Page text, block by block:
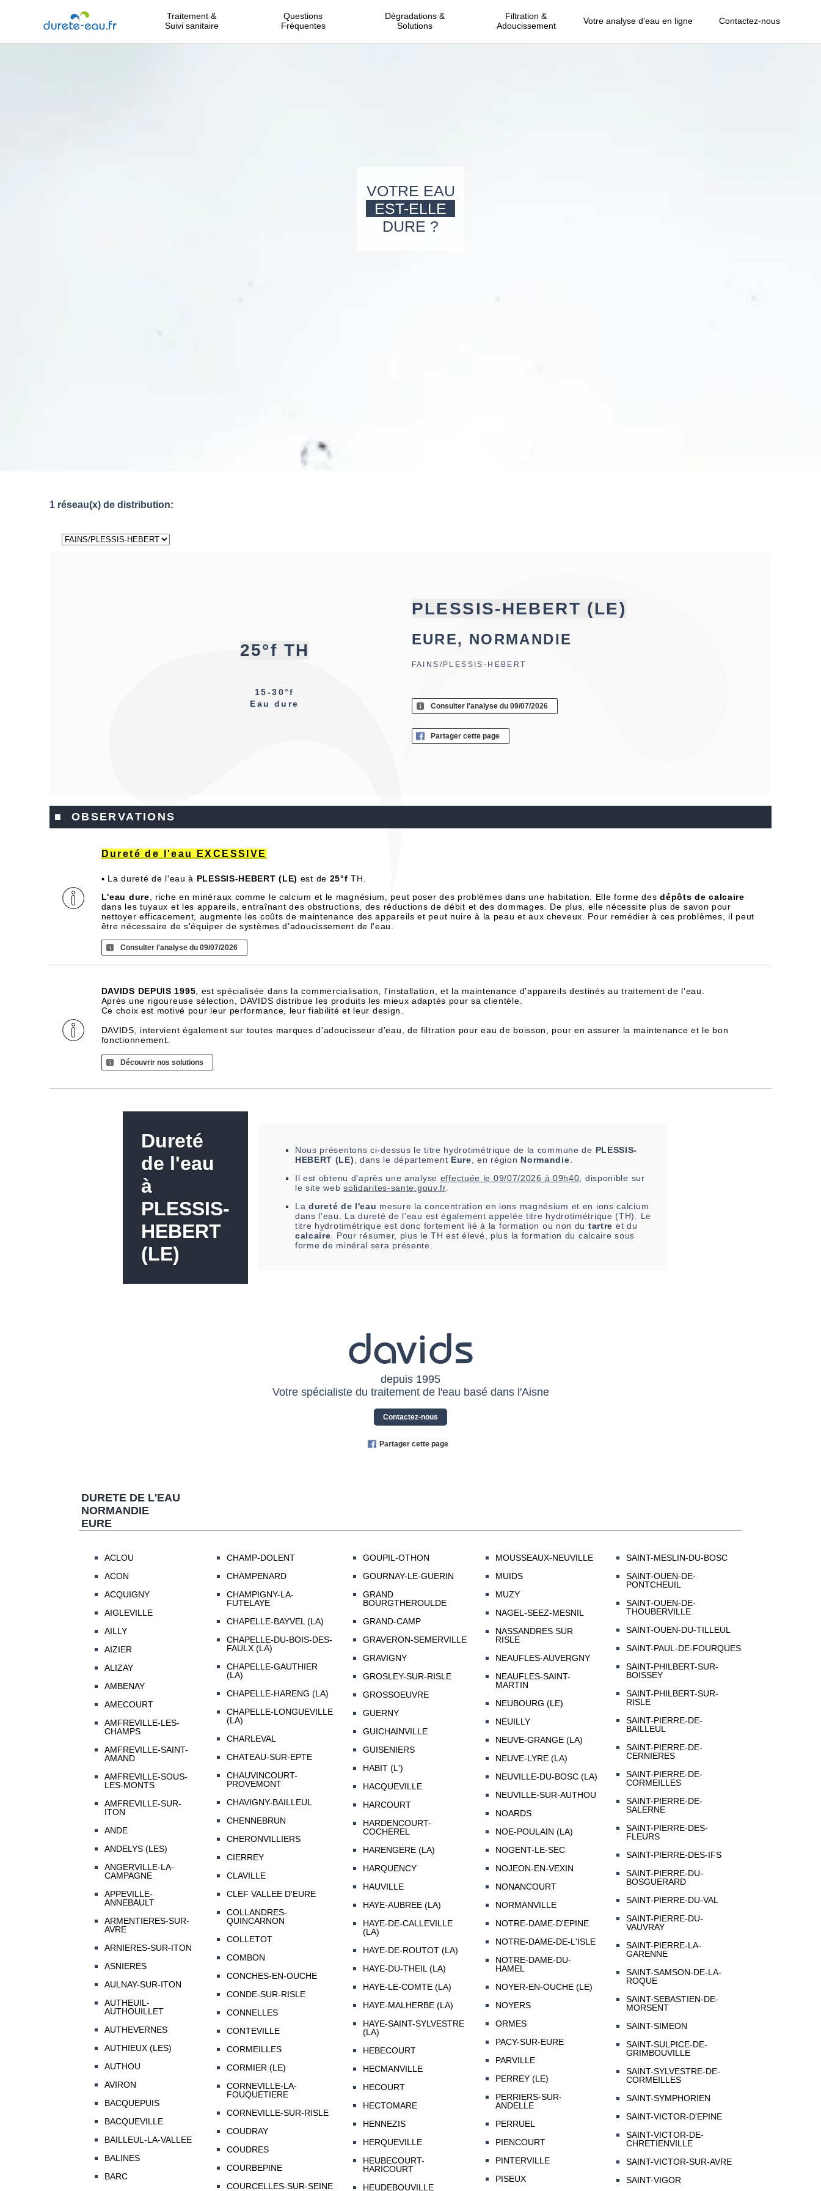
Traitement &
Suivi sanitaire
Questions
Fréquentes
Dégradations &
Solutions
Filtration &
Adoucissement
Votre analyse d'eau en ligne Contactez-nous
VOTRE EAU
EST-ELLE
DURE ?
1 réseau(x) de distribution:
25°f TH
15-30°f
Eau dure
PLESSIS-HEBERT (LE)
EURE, NORMANDIE
FAINS/PLESSIS-HEBERT
Consulter l'analyse du 09/07/2026
Partager cette page
■ OBSERVATIONS
Dureté de l'eau EXCESSIVE
▪ La dureté de l'eau à PLESSIS-HEBERT (LE) est de 25°f TH.
L'eau dure , riche en minéraux comme le calcium et le magnésium, peut poser des problèmes dans une habitation. Elle forme desdépôts de calcaire
dans les tuyaux et les appareils, entraînant des obstructions, des réductions de débit et des dommages. De plus, elle nécessite plus de savon pour
nettoyer efficacement, augmente les coûts de maintenance des appareils et peut nuire à la peau et aux cheveux. Pour remédier à ces problèmes, il peut
être nécessaire de s'équiper de systèmes d'adoucissement de l'eau.
Consulter l'analyse du 09/07/2026
DAVIDS DEPUIS 1995 , est spécialisée dans la commercialisation, l'installation, et la maintenance d'appareils destinés au traitement de l'eau.
Après une rigoureuse sélection, DAVIDS distribue les produits les mieux adaptés pour sa clientèle.
Ce choix est motivé pour leur performance, leur fiabilité et leur design.
DAVIDS, intervient également sur toutes marques d'adoucisseur d'eau, de filtration pour eau de boisson, pour en assurer la maintenance et le bon
fonctionnement.
Découvrir nos solutions
Dureté
de l'eau
à
PLESSIS-
HEBERT
(LE)
Nous présentons ci-dessus le titre hydrotimétrique de la commune de PLESSIS-
HEBERT (LE), dans le département Eure, en région Normandie.
Il est obtenu d'après une analyse effectuée le 09/07/2026 à 09h40, disponible sur
le site websolidarites-sante.gouv.fr.
La dureté de l'eau mesure la concentration en ions magnésium et en ions calcium
dans l'eau. La dureté de l'eau est également appelée titre hydrotimétrique (TH). Le
titre hydrotimétrique est donc fortement lié à la formation ou non du tartre et du
calcaire. Pour résumer, plus le TH est élevé, plus la formation du calcaire sous
forme de minéral sera présente.
davids
depuis 1995
Votre spécialiste du traitement de l'eau basé dans l'Aisne
Contactez-nous
Partager cette page
DURETE DE L'EAU
NORMANDIE
EURE
ACLOU
ACON
ACQUIGNY
AIGLEVILLE
AILLY
AIZIER
ALIZAY
AMBENAY
AMECOURT
AMFREVILLE-LES-
CHAMPS
AMFREVILLE-SAINT-
AMAND
AMFREVILLE-SOUS-
LES-MONTS
AMFREVILLE-SUR-
ITON
ANDE
ANDELYS (LES)
ANGERVILLE-LA-
CAMPAGNE
APPEVILLE-
ANNEBAULT
ARMENTIERES-SUR-
AVRE
ARNIERES-SUR-ITON
ASNIERES
AULNAY-SUR-ITON
AUTHEUIL-
AUTHOUILLET
AUTHEVERNES
AUTHIEUX (LES)
AUTHOU
AVIRON
BACQUEPUIS
BACQUEVILLE
BAILLEUL-LA-VALLEE
BALINES
BARC
CHAMP-DOLENT
CHAMPENARD
CHAMPIGNY-LA-
FUTELAYE
CHAPELLE-BAYVEL (LA)
CHAPELLE-DU-BOIS-DES-
FAULX (LA)
CHAPELLE-GAUTHIER
(LA)
CHAPELLE-HARENG (LA)
CHAPELLE-LONGUEVILLE
(LA)
CHARLEVAL
CHATEAU-SUR-EPTE
CHAUVINCOURT-
PROVEMONT
CHAVIGNY-BAILLEUL
CHENNEBRUN
CHERONVILLIERS
CIERREY
CLAVILLE
CLEF VALLEE D'EURE
COLLANDRES-
QUINCARNON
COLLETOT
COMBON
CONCHES-EN-OUCHE
CONDE-SUR-RISLE
CONNELLES
CONTEVILLE
CORMEILLES
CORMIER (LE)
CORNEVILLE-LA-
FOUQUETIERE
CORNEVILLE-SUR-RISLE
COUDRAY
COUDRES
COURBEPINE
COURCELLES-SUR-SEINE
GOUPIL-OTHON
GOURNAY-LE-GUERIN
GRAND
BOURGTHEROULDE
GRAND-CAMP
GRAVERON-SEMERVILLE
GRAVIGNY
GROSLEY-SUR-RISLE
GROSSOEUVRE
GUERNY
GUICHAINVILLE
GUISENIERS
HABIT (L')
HACQUEVILLE
HARCOURT
HARDENCOURT-
COCHEREL
HARENGERE (LA)
HARQUENCY
HAUVILLE
HAYE-AUBREE (LA)
HAYE-DE-CALLEVILLE
(LA)
HAYE-DE-ROUTOT (LA)
HAYE-DU-THEIL (LA)
HAYE-LE-COMTE (LA)
HAYE-MALHERBE (LA)
HAYE-SAINT-SYLVESTRE
(LA)
HEBECOURT
HECMANVILLE
HECOURT
HECTOMARE
HENNEZIS
HERQUEVILLE
HEUBECOURT-
HARICOURT
HEUDEBOUVILLE
MOUSSEAUX-NEUVILLE
MUIDS
MUZY
NAGEL-SEEZ-MESNIL
NASSANDRES SUR
RISLE
NEAUFLES-AUVERGNY
NEAUFLES-SAINT-
MARTIN
NEUBOURG (LE)
NEUILLY
NEUVE-GRANGE (LA)
NEUVE-LYRE (LA)
NEUVILLE-DU-BOSC (LA)
NEUVILLE-SUR-AUTHOU
NOARDS
NOE-POULAIN (LA)
NOGENT-LE-SEC
NOJEON-EN-VEXIN
NONANCOURT
NORMANVILLE
NOTRE-DAME-D'EPINE
NOTRE-DAME-DE-L'ISLE
NOTRE-DAME-DU-
HAMEL
NOYER-EN-OUCHE (LE)
NOYERS
ORMES
PACY-SUR-EURE
PARVILLE
PERREY (LE)
PERRIERS-SUR-
ANDELLE
PERRUEL
PIENCOURT
PINTERVILLE
PISEUX
SAINT-MESLIN-DU-BOSC
SAINT-OUEN-DE-
PONTCHEUIL
SAINT-OUEN-DE-
THOUBERVILLE
SAINT-OUEN-DU-TILLEUL
SAINT-PAUL-DE-FOURQUES
SAINT-PHILBERT-SUR-
BOISSEY
SAINT-PHILBERT-SUR-
RISLE
SAINT-PIERRE-DE-
BAILLEUL
SAINT-PIERRE-DE-
CERNIERES
SAINT-PIERRE-DE-
CORMEILLES
SAINT-PIERRE-DE-
SALERNE
SAINT-PIERRE-DES-
FLEURS
SAINT-PIERRE-DES-IFS
SAINT-PIERRE-DU-
BOSGUERARD
SAINT-PIERRE-DU-VAL
SAINT-PIERRE-DU-
VAUVRAY
SAINT-PIERRE-LA-
GARENNE
SAINT-SAMSON-DE-LA-
ROQUE
SAINT-SEBASTIEN-DE-
MORSENT
SAINT-SIMEON
SAINT-SULPICE-DE-
GRIMBOUVILLE
SAINT-SYLVESTRE-DE-
CORMEILLES
SAINT-SYMPHORIEN
SAINT-VICTOR-D'EPINE
SAINT-VICTOR-DE-
CHRETIENVILLE
SAINT-VICTOR-SUR-AVRE
SAINT-VIGOR